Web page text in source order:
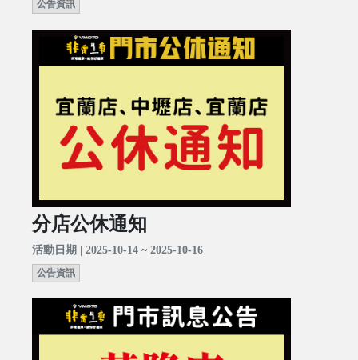
公告資訊
分店公休通知
活動日期 | 2025-10-14 ~ 2025-10-16
公告資訊